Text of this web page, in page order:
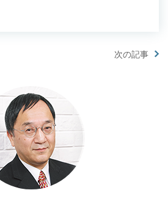
次の記事